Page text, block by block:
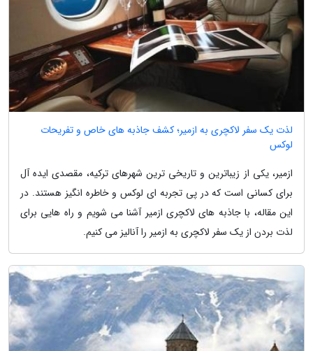
لذت یک سفر لاکچری به ازمیر؛ کشف جاذبه های خاص و تفریحات
لوکس
ازمیر، یکی از زیباترین و تاریخی ترین شهرهای ترکیه، مقصدی ایده آل
برای کسانی است که در پی تجربه ای لوکس و خاطره انگیز هستند. در
این مقاله، با جاذبه های لاکچری ازمیر آشنا می شویم و راه هایی برای
لذت بردن از یک سفر لاکچری به ازمیر را آنالیز می کنیم.